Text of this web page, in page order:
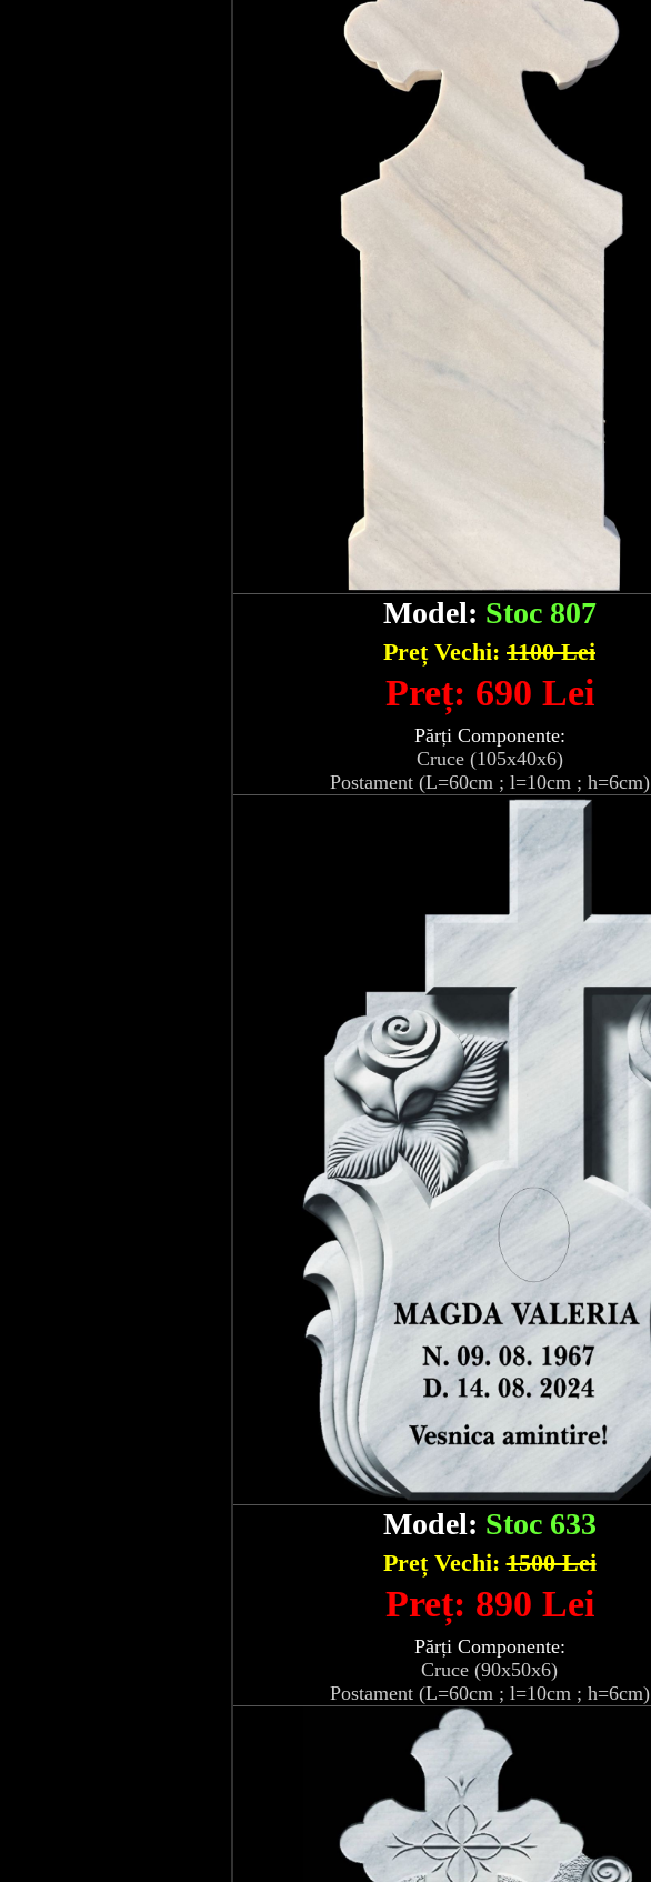
Model: Stoc 807
Preț Vechi: 1100 Lei
Preț: 690 Lei
Părți Componente:
Cruce (105x40x6)
Postament (L=60cm ; l=10cm ; h=6cm)
Model: Stoc 633
Preț Vechi:1500 Lei
Preț: 890 Lei
Părți Componente:
Cruce (90x50x6)
Postament (L=60cm ; l=10cm ; h=6cm)